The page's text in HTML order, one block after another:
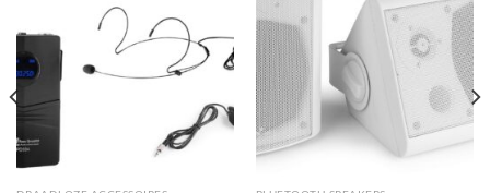
aan
wenslijst
Toevoegen
wenslijst